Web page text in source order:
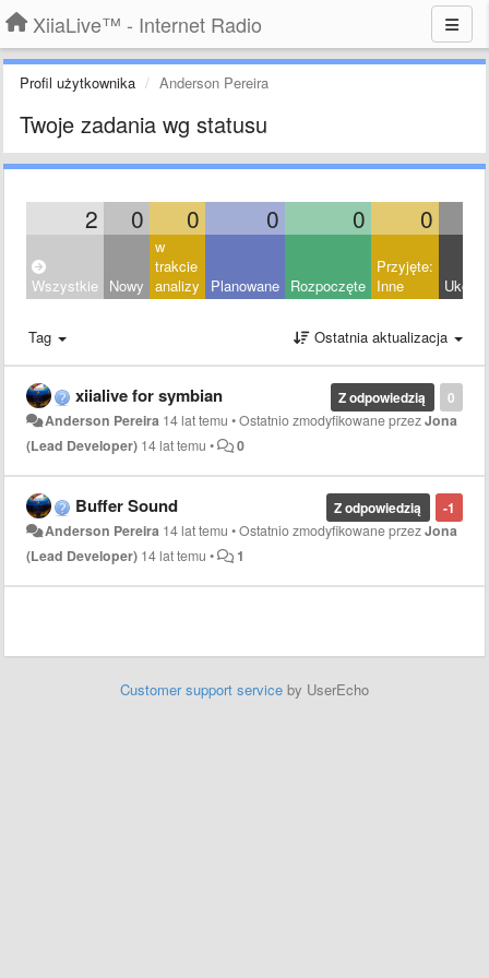
XiiaLive™ - Internet Radio
Profil użytkownika Anderson Pereira
Twoje zadania wg statusu
2 0 0 0 0 0
Wszystkie Nowy
w
trakcie
analizy
Planowane Rozpoczęte
Przyjęte:
Inne
Tag Ostatnia aktualizacja
0
Z odpowiedzią
xiialive for symbian
Anderson Pereira 14 lat temu •Ostatnio zmodyfikowane przezJona
(Lead Developer) 14 lat temu • 0
-1
Z odpowiedzią
Buffer Sound
Anderson Pereira 14 lat temu •Ostatnio zmodyfikowane przezJona
(Lead Developer) 14 lat temu • 1
Customer support service by UserEcho